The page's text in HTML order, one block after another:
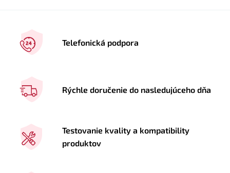
Telefonická podpora
Rýchle doručenie do nasledujúceho dňa
Testovanie kvality a kompatibility
produktov